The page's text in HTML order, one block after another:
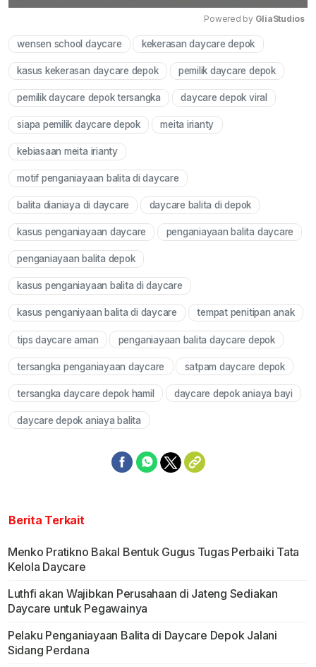
Mute
Powered by GliaStudios
wensen school daycare kekerasan daycare depok
kasus kekerasan daycare depok pemilik daycare depok
pemilik daycare depok tersangka daycare depok viral
siapa pemilik daycare depok meita irianty
kebiasaan meita irianty
motif penganiayaan balita di daycare
balita dianiaya di daycare daycare balita di depok
kasus penganiayaan daycare penganiayaan balita daycare
penganiayaan balita depok
kasus penganiayaan balita di daycare
kasus penganiyaan balita di daycare tempat penitipan anak
tips daycare aman penganiayaan balita daycare depok
tersangka penganiayaan daycare satpam daycare depok
tersangka daycare depok hamil daycare depok aniaya bayi
daycare depok aniaya balita
Berita Terkait
Menko Pratikno Bakal Bentuk Gugus Tugas Perbaiki Tata
Kelola Daycare
Luthfi akan Wajibkan Perusahaan di Jateng Sediakan
Daycare untuk Pegawainya
Pelaku Penganiayaan Balita di Daycare Depok Jalani
Sidang Perdana